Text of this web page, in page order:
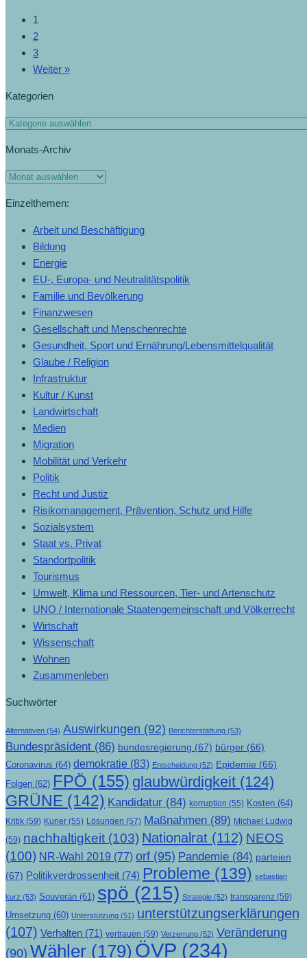
1
2
3
Weiter »
Kategorien
Kategorien
Monats-Archiv
Monats-
Einzelthemen:
Arbeit und Beschäftigung
Bildung
Energie
EU-, Europa- und Neutralitätspolitik
Familie und Bevölkerung
Finanzwesen
Gesellschaft und Menschenrechte
Gesundheit, Sport und Ernährung/Lebensmittelqualität
Glaube / Religion
Infrastruktur
Kultur / Kunst
Landwirtschaft
Medien
Migration
Mobilität und Verkehr
Politik
Recht und Justiz
Risikomanagement, Prävention, Schutz und Hilfe
Sozialsystem
Staat vs. Privat
Standortpolitik
Tourismus
Umwelt, Klima und Ressourcen, Tier- und Artenschutz
UNO / Internationale Staatengemeinschaft und Völkerrecht
Wirtschaft
Wissenschaft
Wohnen
Zusammenleben
Suchwörter
Alternativen (54) Auswirkungen (92) Berichterstattung (53)
Bundespräsident (86) bundesregierung (67) bürger (66)
Coronavirus (64) demokratie (83) Entscheidung (52) Epidemie (66)
Folgen (62) FPÖ (155) glaubwürdigkeit (124)
GRÜNE (142) Kandidatur (84) korruption (55) Kosten (64)
Kritik (59) Kurier (55) Lösungen (57) Maßnahmen (89) Michael Ludwig
(59) nachhaltigkeit (103) Nationalrat (112) NEOS
(100) NR-Wahl 2019 (77) orf (95) Pandemie (84) parteien
(67) Politikverdrossenheit (74) Probleme (139) sebastian
kurz (53) Souverän (61) spö (215) Strategie (52) transparenz (59)
Umsetzung (60) Unterstützung (51) unterstützungserklärungen
(107) Verhalten (71) vertrauen (59) Verzerrung (52) Veränderung
(90) Wähler (179) ÖVP (234)